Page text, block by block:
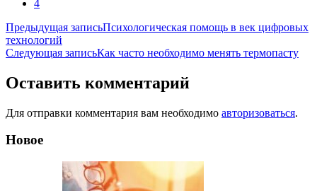
4
Навигация
по
Предыдущая записьПсихологическая помощь в век цифровых
технологий
Следующая записьКак часто необходимо менять термопасту
Оставить комментарий
Для отправки комментария вам необходимо авторизоваться.
Новое